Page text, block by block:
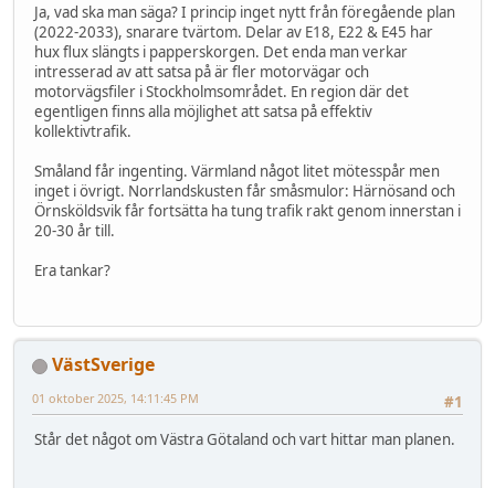
Ja, vad ska man säga? I princip inget nytt från föregående plan
(2022-2033), snarare tvärtom. Delar av E18, E22 & E45 har
hux flux slängts i papperskorgen. Det enda man verkar
intresserad av att satsa på är fler motorvägar och
motorvägsfiler i Stockholmsområdet. En region där det
egentligen finns alla möjlighet att satsa på effektiv
kollektivtrafik.
Småland får ingenting. Värmland något litet mötesspår men
inget i övrigt. Norrlandskusten får småsmulor: Härnösand och
Örnsköldsvik får fortsätta ha tung trafik rakt genom innerstan i
20-30 år till.
Era tankar?
VästSverige
#1
01 oktober 2025, 14:11:45 PM
Står det något om Västra Götaland och vart hittar man planen.